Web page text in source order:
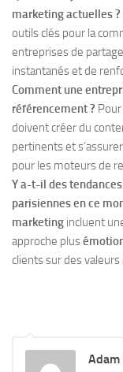
marketing actuelles ?
outils clés pour la
entreprises de
instantanés et de
Comment une
référencement ?
doivent créer du
pertinents et
pour les moteurs de
Y a-t-il des
parisiennes en ce
marketing incluent
approche plus
clients sur des valeurs
Adam